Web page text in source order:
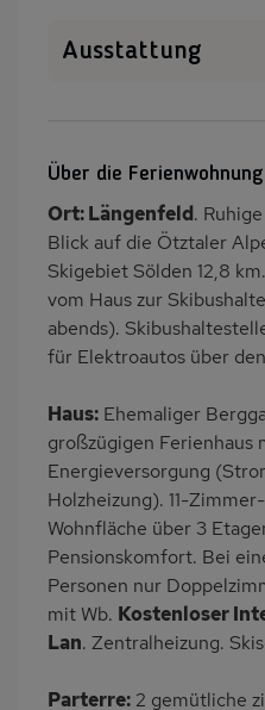
Ausstattung
Heizung
PKW-Parkplatz
Dusche
Küche
Backofen
Panoramablick
Babybett
Wb/WC
Bergblick
Über die Ferienwohnung
Ort: Längenfeld.
Blick auf die Ötztaler
Skigebiet Sölden 12,8
vom Haus zur
abends).
für Elektroautos über
Haus: Ehemaliger
großzügigen Ferienhaus
Energieversorgung
Holzheizung). 11-
Wohnfläche über 3
Pensionskomfort. Bei
Personen nur
mit Wb. Kostenloser
Lan. Zentralheizung.
Parterre: 2 gemütliche